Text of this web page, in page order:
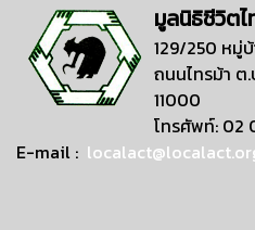
มูลนิธิชีวิต
129/250 หมู่
ถนนไทรม้า ต
11000
โทรศัพท์:
E-mail :